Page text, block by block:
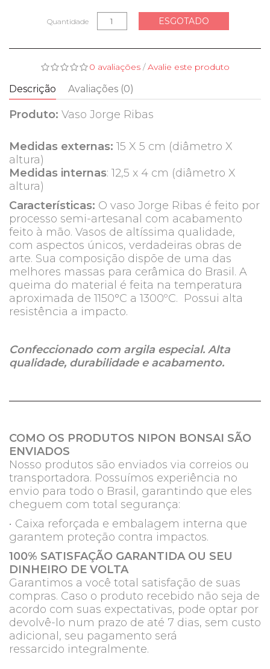
Quantidade ESGOTADO
0 avaliações/Avalie este produto
Descrição Avaliações (0)
Produto: Vaso Jorge Ribas
Medidas externas: 15 X 5 cm (diâmetro X
altura)
Medidas internas: 12,5 x 4 cm (diâmetro X
altura)
Características: O vaso Jorge Ribas é feito por
processo semi-artesanal com acabamento
feito à mão. Vasos de altíssima qualidade,
com aspectos únicos, verdadeiras obras de
arte. Sua composição dispõe de uma das
melhores massas para cerâmica do Brasil. A
queima do material é feita na temperatura
aproximada de 1150°C a 1300ºC. Possui alta
resistência a impacto.
Confeccionado com argila especial. Alta
qualidade, durabilidade e acabamento.
COMO OS PRODUTOS NIPON BONSAI SÃO
ENVIADOS
Nosso produtos são enviados via correios ou
transportadora. Possuímos experiência no
envio para todo o Brasil, garantindo que eles
cheguem com total segurança:
• Caixa reforçada e embalagem interna que
garantem proteção contra impactos.
100% SATISFAÇÃO GARANTIDA OU SEU
DINHEIRO DE VOLTA
Garantimos a você total satisfação de suas
compras. Caso o produto recebido não seja de
acordo com suas expectativas, pode optar por
devolvê-lo num prazo de até 7 dias, sem custo
adicional, seu pagamento será
ressarcido integralmente.